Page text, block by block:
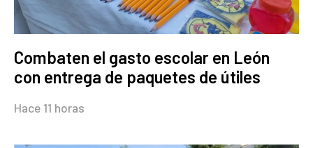
Combaten el gasto escolar en León
con entrega de paquetes de útiles
Hace 11 horas